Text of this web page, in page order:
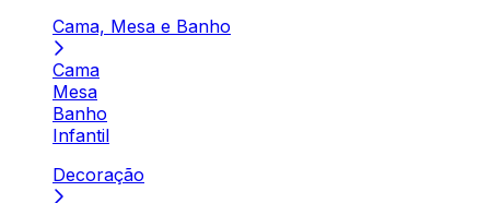
Cama, Mesa e Banho
Cama
Mesa
Banho
Infantil
Decoração